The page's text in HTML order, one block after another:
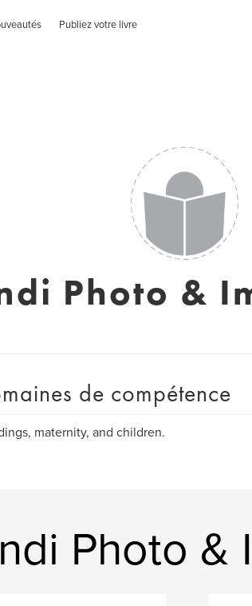
Publiez votre livre
Photo &
de compétence
maternity, and children.
Photo &